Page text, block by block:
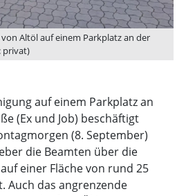
Altöl auf einem Parkplatz an der
privat)
auf einem Parkplatz an
(Ex und Job) beschäftigt
(8. September)
die Beamten über die
einer Fläche von rund 25
Auch das angrenzende